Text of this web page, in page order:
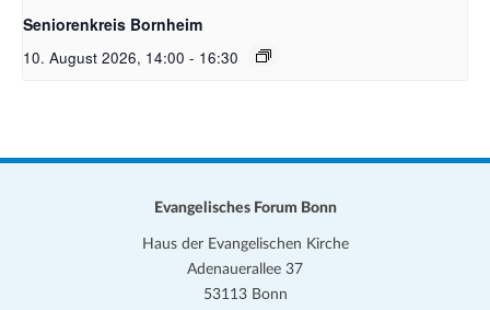
Seniorenkreis Bornheim
10. August 2026, 14:00 - 16:30
Evangelisches Forum Bonn
Haus der Evangelischen Kirche
Adenauerallee 37
53113 Bonn